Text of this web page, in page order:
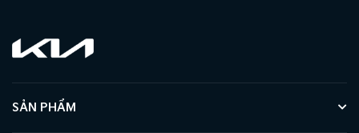
SẢN PHẨM